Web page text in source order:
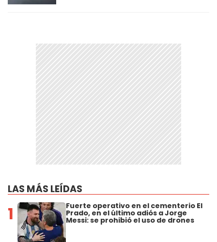
LAS MÁS LEÍDAS
1 Fuerte operativo en el cementerio El
Prado, en el último adiós a Jorge
Messi: se prohibió el uso de drones